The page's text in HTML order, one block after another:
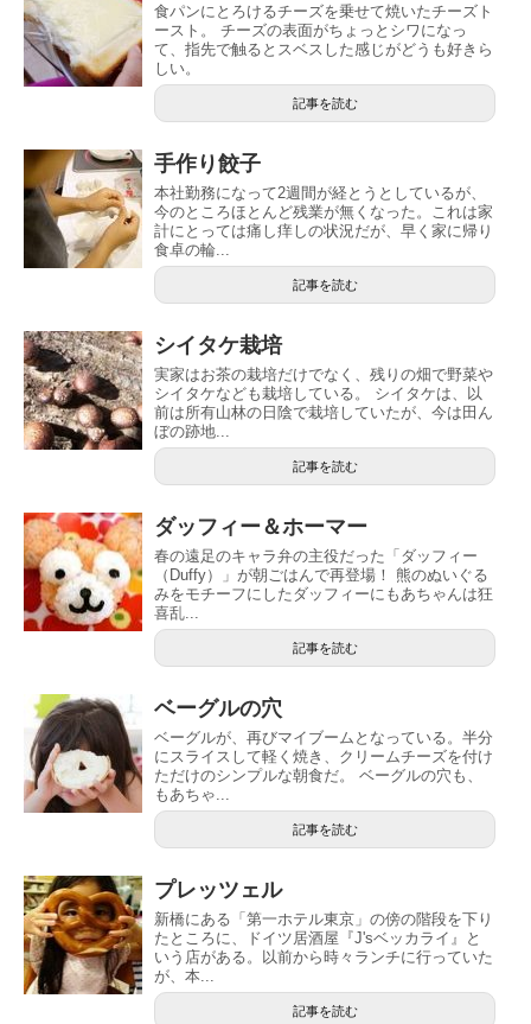
食パンにとろけるチーズを乗せて焼いたチーズト
ースト。 チーズの表面がちょっとシワになっ
て、指先で触るとスベスした感じがどうも好きら
しい。
記事を読む
手作り餃子
本社勤務になって2週間が経とうとしているが、
今のところほとんど残業が無くなった。これは家
計にとっては痛し痒しの状況だが、早く家に帰り
食卓の輪...
記事を読む
シイタケ栽培
実家はお茶の栽培だけでなく、残りの畑で野菜や
シイタケなども栽培している。 シイタケは、以
前は所有山林の日陰で栽培していたが、今は田ん
ぼの跡地...
記事を読む
ダッフィー＆ホーマー
春の遠足のキャラ弁の主役だった「ダッフィー
（Duffy）」が朝ごはんで再登場！ 熊のぬいぐる
みをモチーフにしたダッフィーにもあちゃんは狂
喜乱...
記事を読む
ベーグルの穴
ベーグルが、再びマイブームとなっている。半分
にスライスして軽く焼き、クリームチーズを付け
ただけのシンプルな朝食だ。 ベーグルの穴も、
もあちゃ...
記事を読む
プレッツェル
新橋にある「第一ホテル東京」の傍の階段を下り
たところに、ドイツ居酒屋『J'sベッカライ』と
いう店がある。以前から時々ランチに行っていた
が、本...
記事を読む